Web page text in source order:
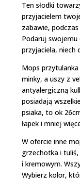
Ten słodki
przyjacielem
zabawie,
Podaruj
przyjaciela, niech
Mops przytulanka
minky, a uszy z
antyalergiczną
posiadają
psiaka, to ok
łapek i mniej
W ofercie inne
grzechotka i
i kremowym.
Wybierz kolor,